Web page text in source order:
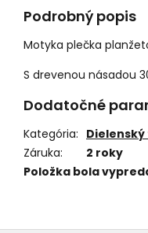
Podrobný popis
Motyka plečka
S drevenou násadou
Dodatočné
Kategória:
Záruka:
2 roky
Položka bola